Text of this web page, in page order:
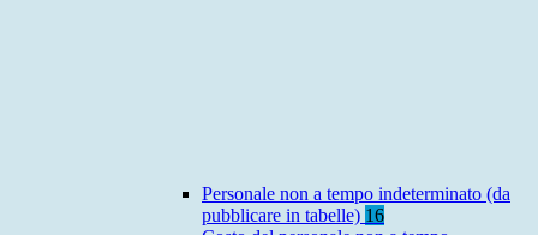
Personale non a tempo indeterminato (da
pubblicare in tabelle) 16